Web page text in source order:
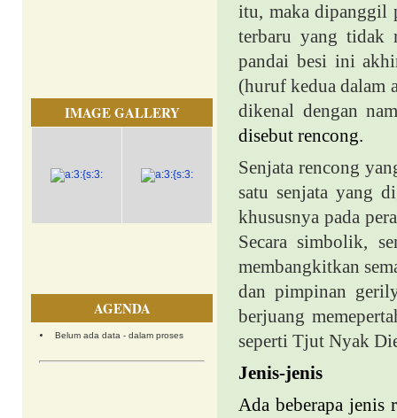
IMAGE GALLERY
AGENDA
Belum ada data - dalam proses
itu, maka dipanggil
terbaru yang tidak
pandai besi ini
(huruf kedua dalam
dikenal dengan
disebut rencong.
Senjata rencong
satu senjata yang
khususnya pada
Secara simbolik,
membangkitkan
dan pimpinan
berjuang
seperti Tjut Nyak
Jenis-jenis
Ada beberapa